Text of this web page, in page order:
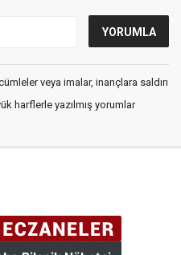
veya imalar, inançlara saldırı
harflerle yazılmış yorumlar